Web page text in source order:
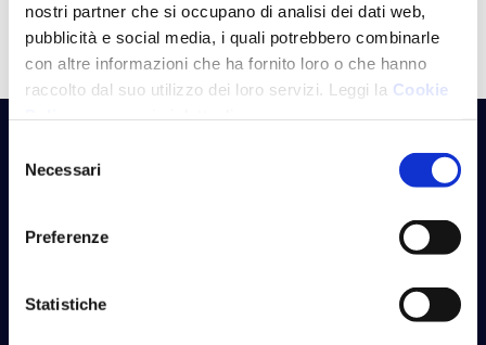
nostri partner che si occupano di analisi dei dati web,
pubblicità e social media, i quali potrebbero combinarle
con altre informazioni che ha fornito loro o che hanno
raccolto dal suo utilizzo dei loro servizi. Leggi la Cookie
delNecessari
Preferenze
Statistiche
ZWelfare Shop